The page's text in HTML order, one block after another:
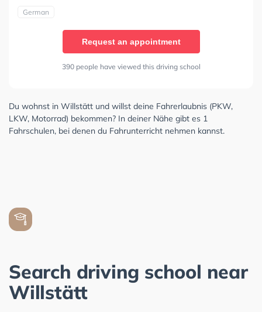
German
Request an appointment
390 people have viewed this driving school
Du wohnst in Willstätt und willst deine Fahrerlaubnis (PKW,
LKW, Motorrad) bekommen? In deiner Nähe gibt es 1
Fahrschulen, bei denen du Fahrunterricht nehmen kannst.
Search driving school near
Willstätt